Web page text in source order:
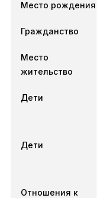
Место рождения
Гражданство
Место
жительство
Дети
Дети
Отношения к